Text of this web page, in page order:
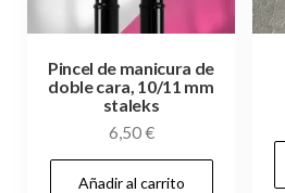
Pincel de manicura de
doble cara, 10/11 mm
staleks
6,50€
Añadir al carrito